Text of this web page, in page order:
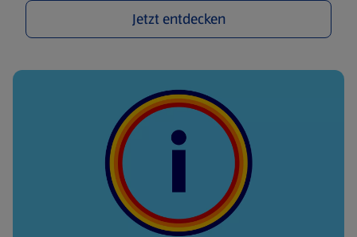
Jetzt entdecken